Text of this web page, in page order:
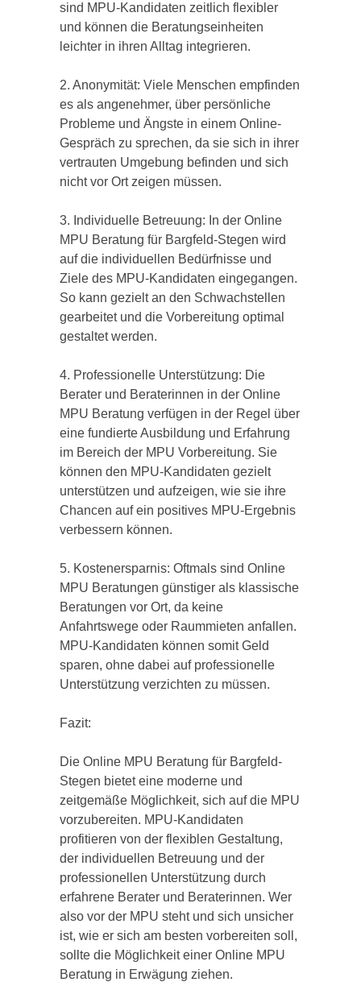
sind MPU-Kandidaten zeitlich flexibler
und können die Beratungseinheiten
leichter in ihren Alltag integrieren.
2. Anonymität: Viele Menschen empfinden
es als angenehmer, über persönliche
Probleme und Ängste in einem Online-
Gespräch zu sprechen, da sie sich in ihrer
vertrauten Umgebung befinden und sich
nicht vor Ort zeigen müssen.
3. Individuelle Betreuung: In der Online
MPU Beratung für Bargfeld-Stegen wird
auf die individuellen Bedürfnisse und
Ziele des MPU-Kandidaten eingegangen.
So kann gezielt an den Schwachstellen
gearbeitet und die Vorbereitung optimal
gestaltet werden.
4. Professionelle Unterstützung: Die
Berater und Beraterinnen in der Online
MPU Beratung verfügen in der Regel über
eine fundierte Ausbildung und Erfahrung
im Bereich der MPU Vorbereitung. Sie
können den MPU-Kandidaten gezielt
unterstützen und aufzeigen, wie sie ihre
Chancen auf ein positives MPU-Ergebnis
verbessern können.
5. Kostenersparnis: Oftmals sind Online
MPU Beratungen günstiger als klassische
Beratungen vor Ort, da keine
Anfahrtswege oder Raummieten anfallen.
MPU-Kandidaten können somit Geld
sparen, ohne dabei auf professionelle
Unterstützung verzichten zu müssen.
Fazit:
Die Online MPU Beratung für Bargfeld-
Stegen bietet eine moderne und
zeitgemäße Möglichkeit, sich auf die MPU
vorzubereiten. MPU-Kandidaten
profitieren von der flexiblen Gestaltung,
der individuellen Betreuung und der
professionellen Unterstützung durch
erfahrene Berater und Beraterinnen. Wer
also vor der MPU steht und sich unsicher
ist, wie er sich am besten vorbereiten soll,
sollte die Möglichkeit einer Online MPU
Beratung in Erwägung ziehen.